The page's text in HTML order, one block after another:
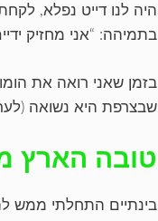
היה לנו דייט נפלא,
בתמיהה: “אני מחזיק
בזמן שאני רואה את
שבצרפת היא נשואה
טובה הארץ
בינתיים התחלתי ממש